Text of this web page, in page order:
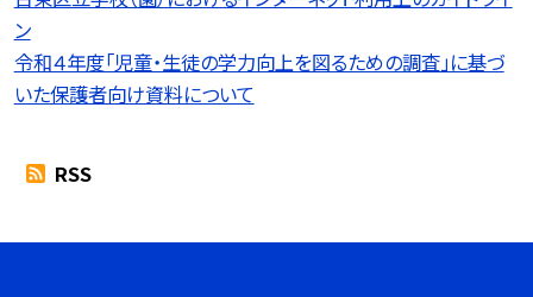
ン
令和４年度「児童・生徒の学力向上を図るための調査」に基づ
いた保護者向け資料について
RSS